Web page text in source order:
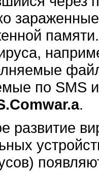
по SMS
.
развитие